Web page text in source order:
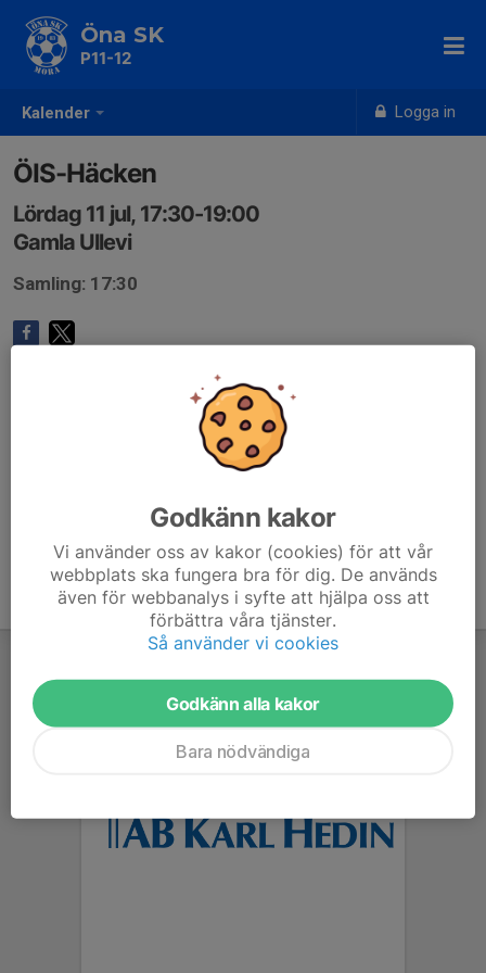
Kalender Logga in
Öna SK
P11-12
ÖIS-Häcken
Lördag 11 jul, 17:30-19:00
Gamla Ullevi
Samling: 17:30
Godkänn kakor
Vi använder oss av kakor (cookies) för att vår
webbplats ska fungera bra för dig. De används
även för webbanalys i syfte att hjälpa oss att
förbättra våra tjänster.
Så använder vi cookies
Godkänn alla kakor
Bara nödvändiga